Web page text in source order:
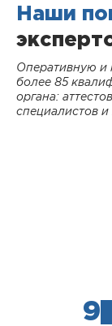
Наши
Оперативную и
более 85
органа:
специалистов
9